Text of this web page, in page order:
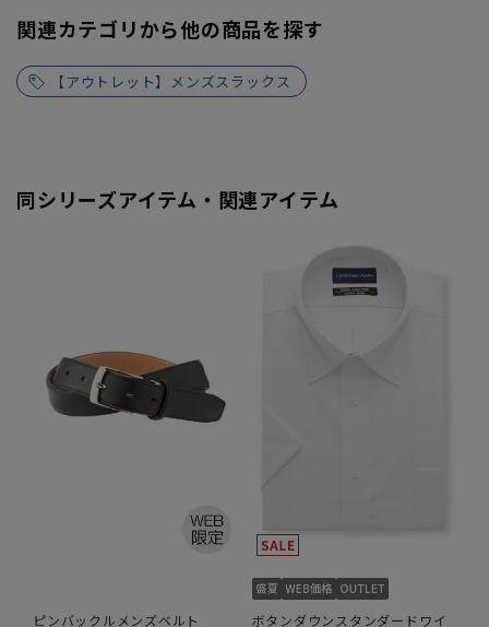
関連カテゴリから他の商品を探す
【アウトレット】メンズスラックス
同シリーズアイテム・関連アイテム
ピンバックルメンズベルト ボタンダウンスタンダードワイ